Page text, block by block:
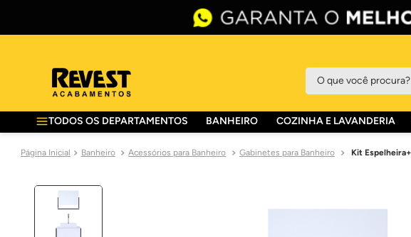
O que você procura?
TODOS OS DEPARTAMENTOS BANHEIRO COZINHA E LAVANDERIA
Banheiro Acessórios para Banheiro Gabinetes para Banheiro Kit